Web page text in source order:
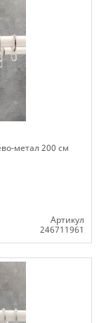
метал 200 см
Артикул
246711961